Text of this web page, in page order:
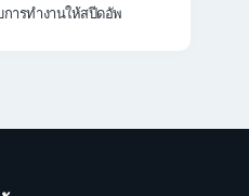
ารทำงานให้สปีดอัพ